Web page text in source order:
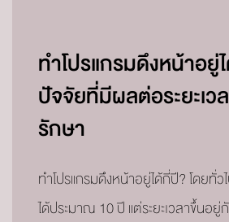
ทำโปรแกรมดึงหน้าอยู่
ปัจจัยที่มีผลต่อระยะเว
รักษา
ทำโปรแกรมดึงหน้าอยู่ได้กี่ปี? โดยทั่
ได้ประมาณ 10 ปี แต่ระยะเวลาขึ้นอ